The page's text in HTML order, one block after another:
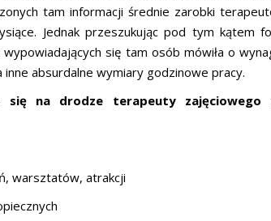
tam informacji średnie zarobki
Jednak przeszukując pod tym kątem
się tam osób mówiła o
absurdalne wymiary godzinowe pracy.
się na drodze terapeuty zajęciowego
warsztatów, atrakcji